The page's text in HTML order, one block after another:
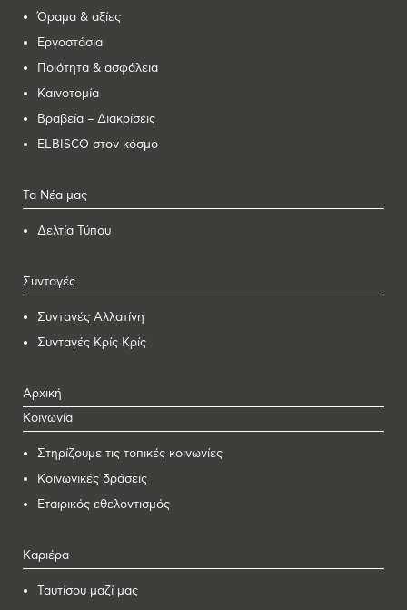
Όραμα & αξίες
Εργοστάσια
Ποιότητα & ασφάλεια
Καινοτομία
Βραβεία – Διακρίσεις
ELBISCO στον κόσμο
Τα Νέα μας
Δελτία Τύπου
Συνταγές
Συνταγές Αλλατίνη
Συνταγές Κρίς Κρίς
Αρχική
Κοινωνία
Στηρίζουμε τις τοπικές κοινωνίες
Κοινωνικές δράσεις
Εταιρικός εθελοντισμός
Καριέρα
Ταυτίσου μαζί μας